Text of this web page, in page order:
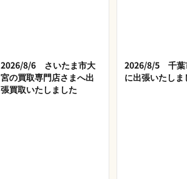
2026/8/6 さいたま市大
宮の買取専門店さまへ出
張買取いたしました
2026/8/5 千葉
に出張いたしま